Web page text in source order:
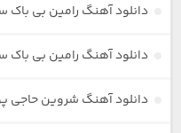
دانلود آهنگ رامین بی باک
دانلود آهنگ رامین بی باک
دانلود آهنگ شروین حاجی